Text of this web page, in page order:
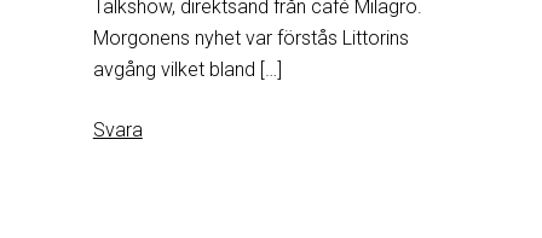
Talkshow, direktsänd från café Milagro.
Morgonens nyhet var förstås Littorins
avgång vilket bland […]
Svara